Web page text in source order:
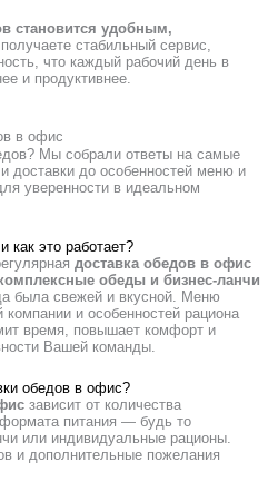
становится удобным,
стабильный сервис,
что каждый рабочий день в
и продуктивнее.
в офис
Мы собрали ответы на самые
доставки до особенностей меню и
уверенности в идеальном
как это работает?
доставка обедов в офис
обеды и бизнес-ланчи
была свежей и вкусной. Меню
и особенностей рациона
время, повышает комфорт и
Вашей команды.
обедов в офис?
зависит от количества
питания — будь то
или индивидуальные рационы.
и дополнительные пожелания